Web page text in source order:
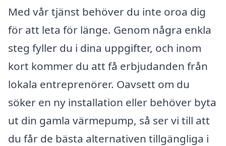
Med vår tjänst behöver du inte oroa dig
för att leta för länge. Genom några enkla
steg fyller du i dina uppgifter, och inom
kort kommer du att få erbjudanden från
lokala entreprenörer. Oavsett om du
söker en ny installation eller behöver byta
ut din gamla värmepump, så ser vi till att
du får de bästa alternativen tillgängliga i